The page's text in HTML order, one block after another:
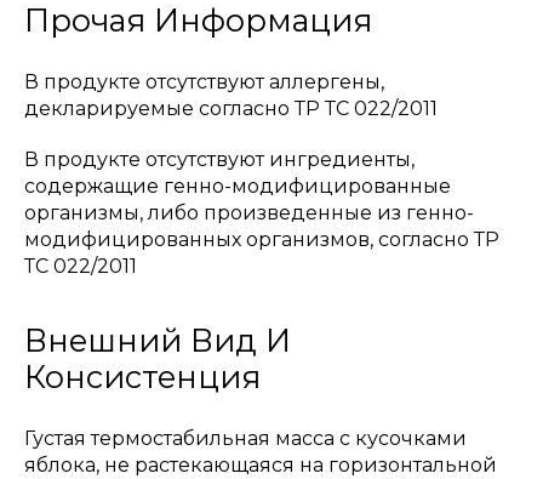
Прочая Информация
В продукте отсутствуют аллергены,
декларируемые согласно ТР ТС 022/2011
В продукте отсутствуют ингредиенты,
содержащие генно-модифицированные
организмы, либо произведенные из генно-
модифицированных организмов, согласно ТР
ТС 022/2011
Внешний Вид И
Консистенция
Густая термостабильная масса с кусочками
яблока, не растекающаяся на горизонтальной